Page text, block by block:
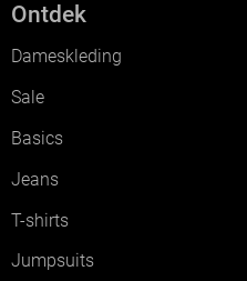
Ontdek
Dameskleding
Sale
Basics
Jeans
T-shirts
Jumpsuits